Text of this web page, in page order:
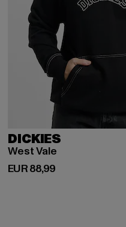
DICKIES
West Vale
EUR 88,99
Huidige prijs: EUR 88,99